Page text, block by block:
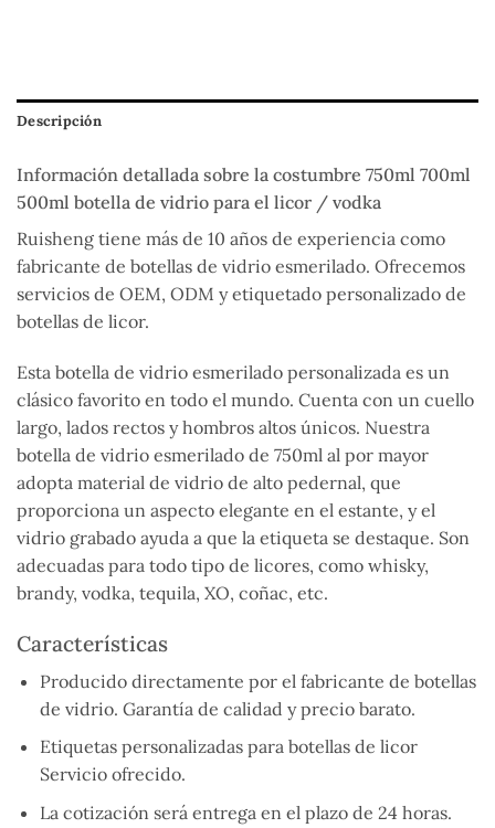
Descripción
Información detallada sobre la costumbre 750ml 700ml
500ml botella de vidrio para el licor / vodka
Ruisheng tiene más de 10 años de experiencia como
fabricante de botellas de vidrio esmerilado. Ofrecemos
servicios de OEM, ODM y etiquetado personalizado de
botellas de licor.
Esta botella de vidrio esmerilado personalizada es un
clásico favorito en todo el mundo. Cuenta con un cuello
largo, lados rectos y hombros altos únicos. Nuestra
botella de vidrio esmerilado de 750ml al por mayor
adopta material de vidrio de alto pedernal, que
proporciona un aspecto elegante en el estante, y el
vidrio grabado ayuda a que la etiqueta se destaque. Son
adecuadas para todo tipo de licores, como whisky,
brandy, vodka, tequila, XO, coñac, etc.
Características
Producido directamente por el fabricante de botellas
de vidrio. Garantía de calidad y precio barato.
Etiquetas personalizadas para botellas de licor
Servicio ofrecido.
La cotización será entrega en el plazo de 24 horas.